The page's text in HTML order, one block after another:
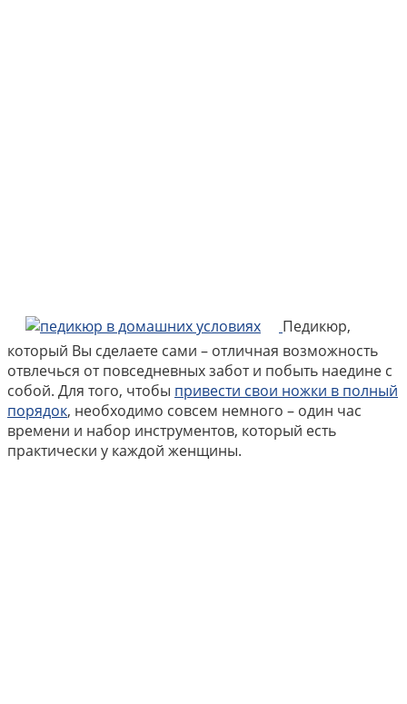
Педикюр,
который Вы сделаете сами – отличная возможность
отвлечься от повседневных забот и побыть наедине с
собой. Для того, чтобы привести свои ножки в полный
порядок, необходимо совсем немного – один час
времени и набор инструментов, который есть
практически у каждой женщины.